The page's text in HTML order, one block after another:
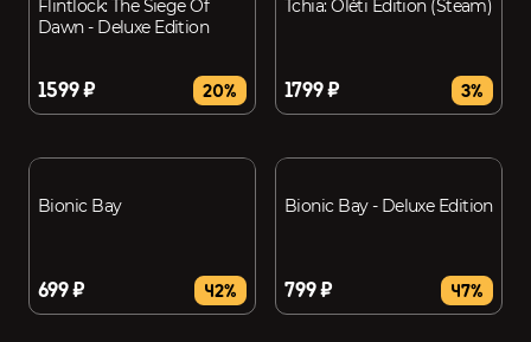
Flintlock: The Siege Of
Dawn - Deluxe Edition
1599 ₽ 20%
Tchia: Oléti Edition (Steam)
1799 ₽ 3%
Bionic Bay
699 ₽ 42%
Bionic Bay - Deluxe Edition
799 ₽ 47%